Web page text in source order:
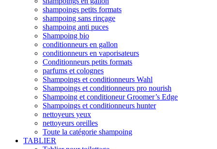
shampoings petits formats
shampoing sans rinçage
shampoing anti puces
Shampoing bio
conditionneurs en gallon
conditionneurs en vaporisateurs
Conditionneurs petits formats
parfums et colognes
Shampoings et conditionneurs Wahl
Shampoings et conditionneurs pro nourish
Shampoing et conditioneur Groomer’s Edge
Shampoings et conditionneurs hunter
nettoyeurs yeux
nettoyeurs oreilles
Toute la catégorie shampoing
TABLIER